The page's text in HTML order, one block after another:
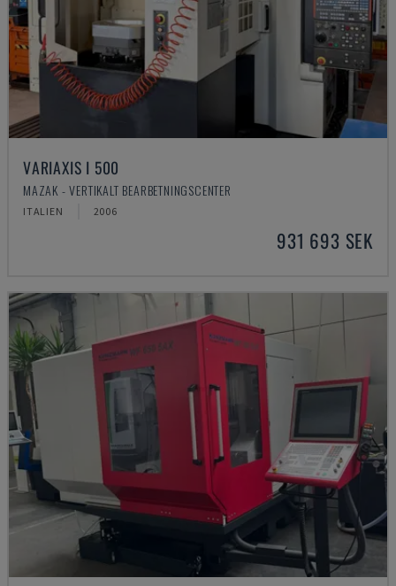
VARIAXIS I 500
MAZAK - VERTIKALT BEARBETNINGSCENTER
ITALIEN 2006
931 693 SEK